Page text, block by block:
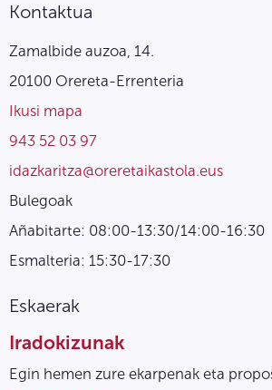
Kontaktua
Zamalbide auzoa, 14.
20100 Orereta-Errenteria
Ikusi mapa
943 52 03 97
idazkaritza@oreretaikastola.eus
Bulegoak
Añabitarte: 08:00-13:30/14:00-16:30
Esmalteria: 15:30-17:30
Eskaerak
Iradokizunak
Egin hemen zure ekarpenak eta